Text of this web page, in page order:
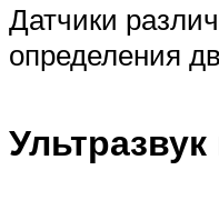
Датчики
определения
Ультразвук